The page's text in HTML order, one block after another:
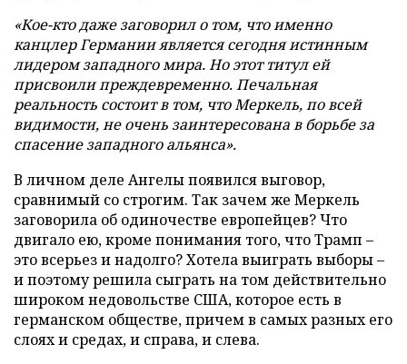
«Кое-кто даже заговорил о том, что именно
канцлер Германии является сегодня истинным
лидером западного мира. Но этот титул ей
присвоили преждевременно. Печальная
реальность состоит в том, что Меркель, по всей
видимости, не очень заинтересована в борьбе за
спасение западного альянса».
В личном деле Ангелы появился выговор,
сравнимый со строгим. Так зачем же Меркель
заговорила об одиночестве европейцев? Что
двигало ею, кроме понимания того, что Трамп –
это всерьез и надолго? Хотела выиграть выборы –
и поэтому решила сыграть на том действительно
широком недовольстве США, которое есть в
германском обществе, причем в самых разных его
слоях и средах, и справа, и слева.